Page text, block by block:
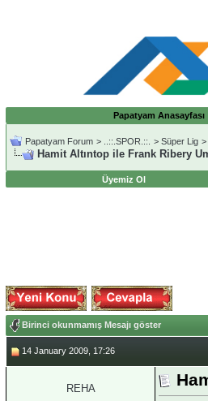
Papatyam Anasayfası
Papatyam Forum > ..::.SPOR.::. > Süper Lig >
Hamit Altıntop ile Frank Ribery
Üyemiz Ol
Birinci okunmamış Mesajı göster
14 January 2009, 17:26
REHA